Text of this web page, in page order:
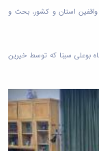
استان و کشور، بحث و
بوعلی سینا که توسط خیرین